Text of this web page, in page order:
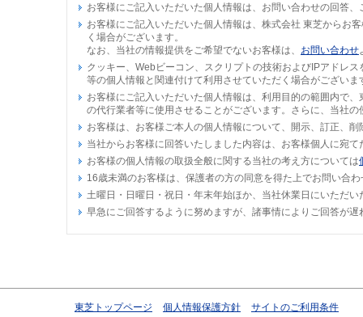
お客様にご記入いただいた個人情報は、お問い合わせの回答
お客様にご記入いただいた個人情報は、株式会社 東芝からお
く場合がございます。
なお、当社の情報提供をご希望でないお客様は、 お問い合わせ
クッキー、Webビーコン、スクリプトの技術およびIPアドレ
等の個人情報と関連付けて利用させていただく場合がございま
お客様にご記入いただいた個人情報は、利用目的の範囲内で
の代行業者等に使用させることがございます。さらに、当社
お客様は、お客様ご本人の個人情報について、開示、訂正、
当社からお客様に回答いたしました内容は、お客様個人に宛
お客様の個人情報の取扱全般に関する当社の考え方については
16歳未満のお客様は、保護者の方の同意を得た上でお問い合
土曜日・日曜日・祝日・年末年始ほか、当社休業日にいただ
早急にご回答するように努めますが、諸事情によりご回答が
東芝トップページ 個人情報保護方針 サイトのご利用条件